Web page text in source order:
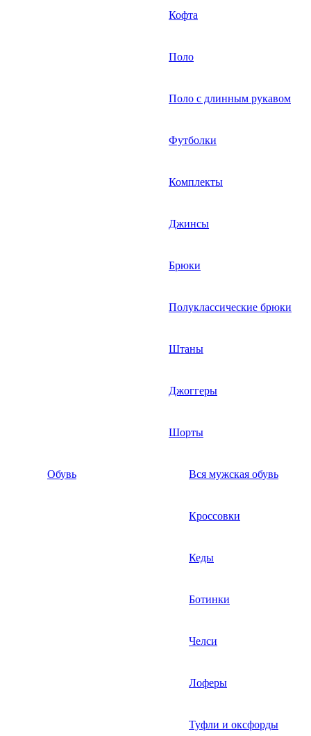
Кофта
Поло
Поло с длинным рукавом
Футболки
Комплекты
Джинсы
Брюки
Полуклассические брюки
Штаны
Джоггеры
Шорты
Обувь Вся мужская обувь
Кроссовки
Кеды
Ботинки
Челси
Лоферы
Туфли и оксфорды